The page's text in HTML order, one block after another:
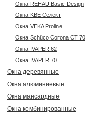
Окна REHAU Basic-Design
Окна KBE Селект
Окна VEKA Proline
Окна Sсhüco Corona CT 70
Окна IVAPER 62
Окна IVAPER 70
Окна деревянные
Окна алюминиевые
Окна мансардные
Окна комбинированные